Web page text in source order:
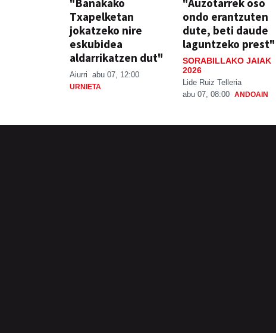
Txapelketan
jokatzeko nire
eskubidea
aldarrikatzen dut"
Aiurri abu 07, 12:00
URNIETA
ondo erantzuten
dute, beti daude
laguntzeko prest"
SORABILLAKO JAIAK
2026
Lide Ruiz Telleria
abu 07, 08:00 ANDOAIN